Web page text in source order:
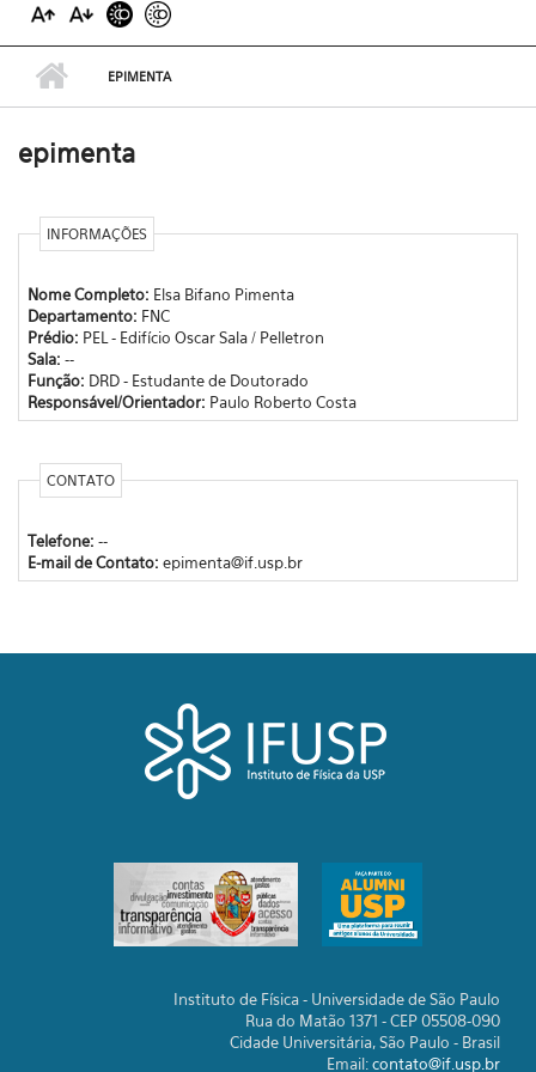
EPIMENTA
epimenta
INFORMAÇÕES
Nome Completo: Elsa Bifano Pimenta
Departamento: FNC
Prédio: PEL - Edifício Oscar Sala / Pelletron
Sala: --
Função: DRD - Estudante de Doutorado
Responsável/Orientador: Paulo Roberto Costa
CONTATO
Telefone: --
E-mail de Contato: epimenta@if.usp.br
Instituto de Física - Universidade de São Paulo
Rua do Matão 1371 - CEP 05508-090
Cidade Universitária, São Paulo - Brasil
Email:contato@if.usp.br